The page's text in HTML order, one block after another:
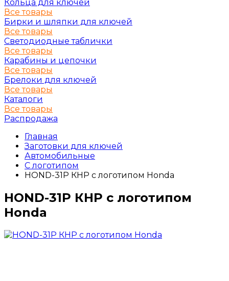
Кольца для ключей
Все товары
Бирки и шляпки для ключей
Все товары
Светодиодные таблички
Все товары
Карабины и цепочки
Все товары
Брелоки для ключей
Все товары
Каталоги
Все товары
Распродажа
Главная
Заготовки для ключей
Автомобильные
С логотипом
HOND-31P КНР с логотипом Honda
HOND-31P КНР с логотипом
Honda